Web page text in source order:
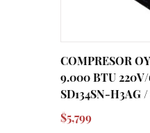
COMPRESOR
9.000 BTU
SD134SN-H3AG
$5,799